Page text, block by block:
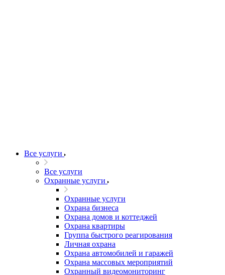
Все услуги
Все услуги
Охранные услуги
Охранные услуги
Охрана бизнеса
Охрана домов и коттеджей
Охрана квартиры
Группа быстрого реагирования
Личная охрана
Охрана автомобилей и гаражей
Охрана массовых мероприятий
Охранный видеомониторинг